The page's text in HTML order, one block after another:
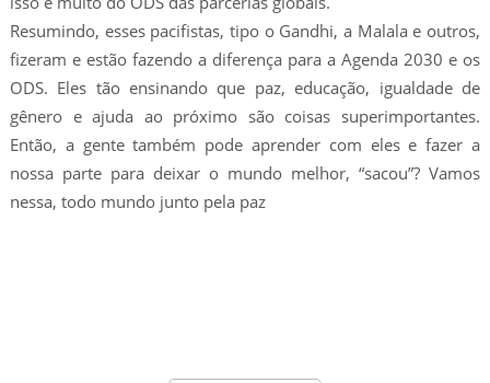
Resumindo, esses pacifistas, tipo o Gandhi, a Malala e outros,
fizeram e estão fazendo a diferença para a Agenda 2030 e os
ODS. Eles tão ensinando que paz, educação, igualdade de
gênero e ajuda ao próximo são coisas superimportantes.
Então, a gente também pode aprender com eles e fazer a
nossa parte para deixar o mundo melhor, “sacou”? Vamos
nessa, todo mundo junto pela paz